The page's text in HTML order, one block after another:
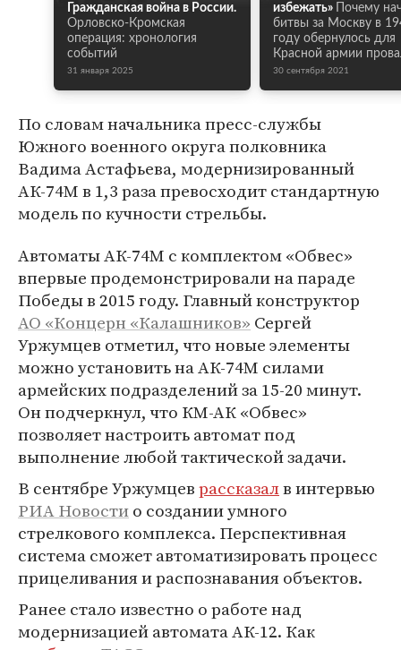
Гражданская война в России.
Орловско-Кромская
операция: хронология
событий
31 января 2025
избежать»
Почему
битвы за Москву в
году обернулось для
Красной армии
30 сентября 2021
По словам начальника пресс-службы
Южного военного округа полковника
Вадима Астафьева, модернизированный
АК-74М в 1,3 раза превосходит стандартную
модель по кучности стрельбы.
Автоматы АК-74М с комплектом «Обвес»
впервые продемонстрировали на параде
Победы в 2015 году. Главный конструктор
АО «Концерн «Калашников» Сергей
Уржумцев отметил, что новые элементы
можно установить на АК-74М силами
армейских подразделений за 15-20 минут.
Он подчеркнул, что КМ-АК «Обвес»
позволяет настроить автомат под
выполнение любой тактической задачи.
В сентябре Уржумцеврассказалв интервью
РИА Новостио создании умного
стрелкового комплекса. Перспективная
система сможет автоматизировать процесс
прицеливания и распознавания объектов.
Ранее стало известно о работе над
модернизацией автомата АК-12. Как